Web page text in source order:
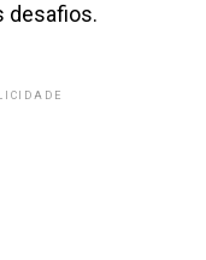
desafios.